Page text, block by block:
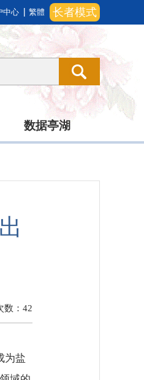
中心 繁體 长者模式
数据亭湖
数： 42
为盐